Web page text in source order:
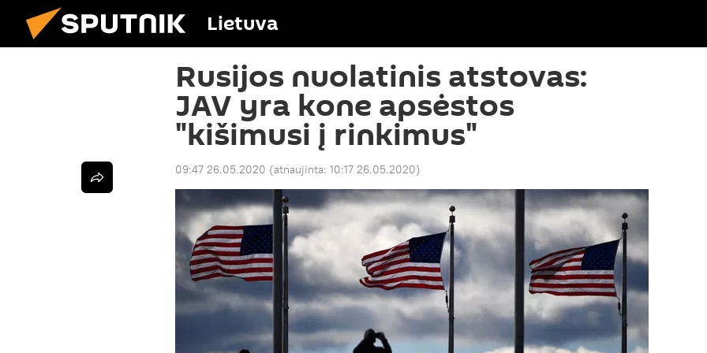
Lietuva
Rusijos nuolatinis atstovas:
JAV yra kone apsėstos
"kišimusi į rinkimus"
09:47 26.05.2020 (atnaujinta: 10:17 26.05.2020)